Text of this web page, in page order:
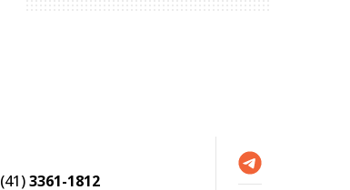
(41)3361-1812